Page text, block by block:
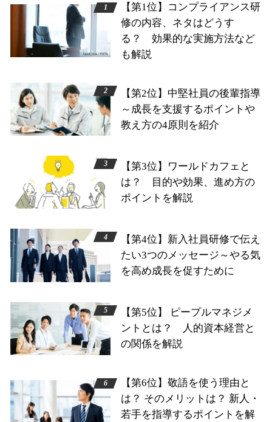
【第1位】コンプライアンス研
修の内容、ネタはどうす
る？ 効果的な実施方法など
も解説
【第2位】中堅社員の後輩指導
～成長を支援するポイントや
教え方の4原則を紹介
【第3位】ワールドカフェと
は？ 目的や効果、進め方の
ポイントを解説
【第4位】新入社員研修で伝え
たい3つのメッセージ～やる気
を高め成長を促すために
【第5位】 ピープルマネジメ
ントとは？ 人的資本経営と
の関係を解説
【第6位】敬語を使う理由と
は？ そのメリットは？ 新人・
若手を指導するポイントを解